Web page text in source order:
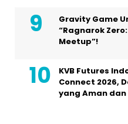
Gravity Game
“Ragnarok
Meetup”!
KVB Futures
Connect 2026,
yang Aman